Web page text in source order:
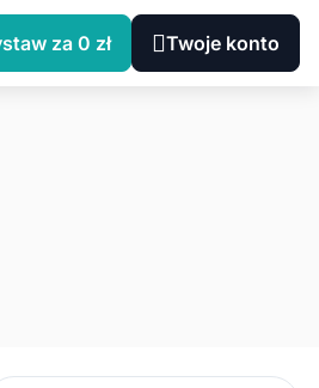
za 0 zł Twoje konto